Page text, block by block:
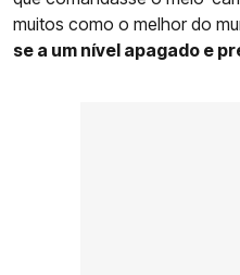
muitos como o melhor do
se a um nível apagado e